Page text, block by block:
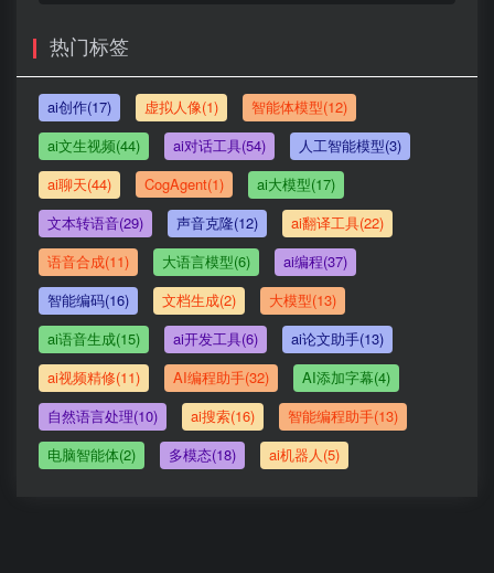
热门标签
ai创作(17) 虚拟人像(1)
智能体模型(12)
ai文生视频(44)
ai对话工具(54)
人工智能模型(3)
ai聊天(44)
CogAgent(1)
ai大模型(17)
文本转语音(29)
声音克隆(12)
ai翻译工具(22)
语音合成(11)
大语言模型(6)
ai编程(37)
智能编码(16)
文档生成(2)
大模型(13)
ai语音生成(15)
ai开发工具(6)
ai论文助手(13)
ai视频精修(11)
AI编程助手(32)
AI添加字幕(4)
自然语言处理(10)
ai搜索(16)
智能编程助手(13)
电脑智能体(2)
多模态(18) ai机器人(5)